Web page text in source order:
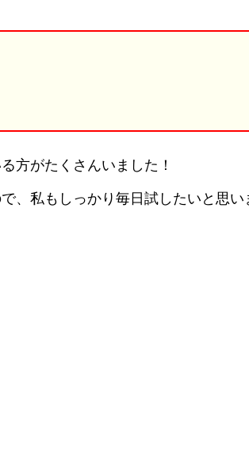
方がたくさんいました！
、私もしっかり毎日試したいと思い